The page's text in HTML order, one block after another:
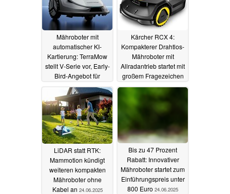
Mähroboter mit
automatischer KI-
Kartierung: TerraMow
stellt V-Serie vor, Early-
Bird-Angebot für
V100025.06.2025
Kärcher RCX 4:
Kompakterer Drahtlos-
Mähroboter mit
Allradantrieb startet mit
großem Fragezeichen
25.06.2025
LiDAR statt RTK:
Mammotion kündigt
weiteren kompakten
Mähroboter ohne
Kabel an 24.06.2025
Bis zu 47 Prozent
Rabatt: Innovativer
Mähroboter startet zum
Einführungspreis unter
800 Euro 24.06.2025